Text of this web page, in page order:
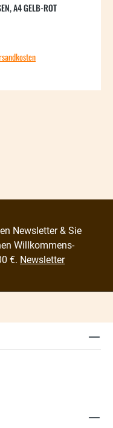
A4 GELB-ROT
Preis:
Newsletter & Sie
Willkommens-
€. Newsletter